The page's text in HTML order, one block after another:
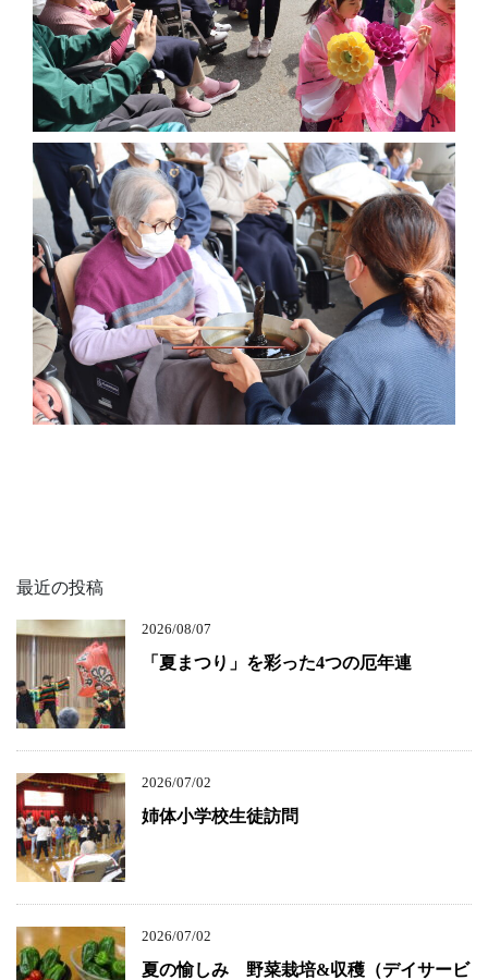
最近の投稿
2026/08/07
「夏まつり」を彩った4つの厄年連
2026/07/02
姉体小学校生徒訪問
2026/07/02
夏の愉しみ 野菜栽培&収穫（デイサービ